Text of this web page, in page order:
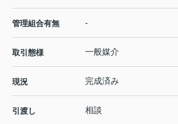
管理組合有無 -
取引態様 一般媒介
現況 完成済み
引渡し 相談